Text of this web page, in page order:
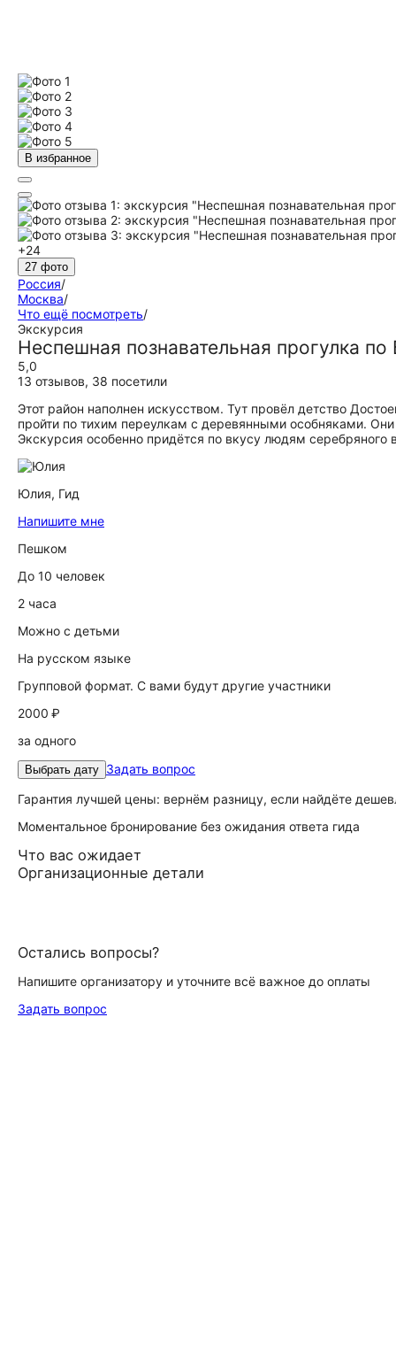
В избранное
+24
27 фото
Россия/
Москва/
Что ещё посмотреть/
Экскурсия
Неспешная познавательная прогулка
5,0
13 отзывов, 38 посетили
Этот район наполнен искусством. Тут провёл детство
пройти по тихим переулкам с деревянными особняками.
Экскурсия особенно придётся по вкусу людям серебряного
Юлия, Гид
Напишите мне
Пешком
До 10 человек
2 часа
Можно с детьми
На русском языке
Групповой формат. С вами будут другие участники
2000 ₽
за одного
Выбрать дату Задать вопрос
Гарантия лучшей цены: вернём разницу, если найдёте
Моментальное бронирование без ожидания ответа гида
Что вас ожидает
Организационные детали
Остались вопросы?
Напишите организатору и уточните всё важное до оплаты
Задать вопрос